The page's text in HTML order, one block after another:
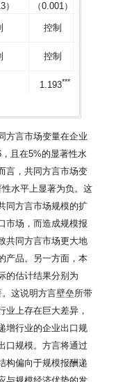
） （0.001）
控制
控制
1.193***
158 330
158 330
标准差，*、**和***分别代
）Probit模型中R2统计量为
R
为拟合优度统计量。下
方言市场变量在企业
且在5%的显著性水
言，共同方言市场变
水平上显著为负。这
同方言市场规模的扩
市场，而造成规模报
共同方言市场更大地
产品。另一方面，本
的估计结果分别为
这说明方言壁垒所带
业上存在巨大差异，
增行业的企业出口规
口规模。方言将通过
构偏向于规模报酬递